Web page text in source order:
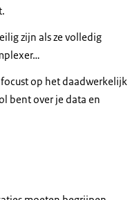
zijn als ze volledig
op het daadwerkelijk
bent over je data en